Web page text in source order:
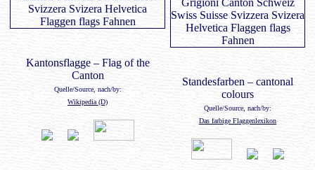
Kantonsflagge – Flag of the
Canton
Quelle/Source, nach/by:
Wikipedia (D)
Standesfarben – cantonal
colours
Quelle/Source, nach/by:
Das farbige Flaggenlexikon